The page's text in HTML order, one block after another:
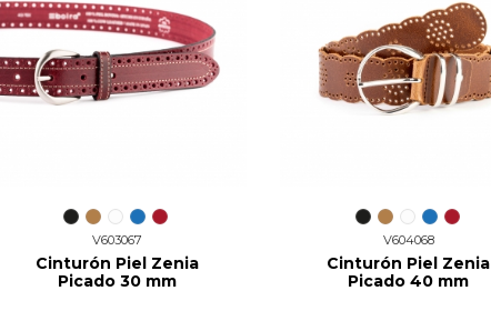
V603067
Cinturón Piel Zenia
Picado 30 mm
V604068
Cinturón Piel Zenia
Picado 40 mm